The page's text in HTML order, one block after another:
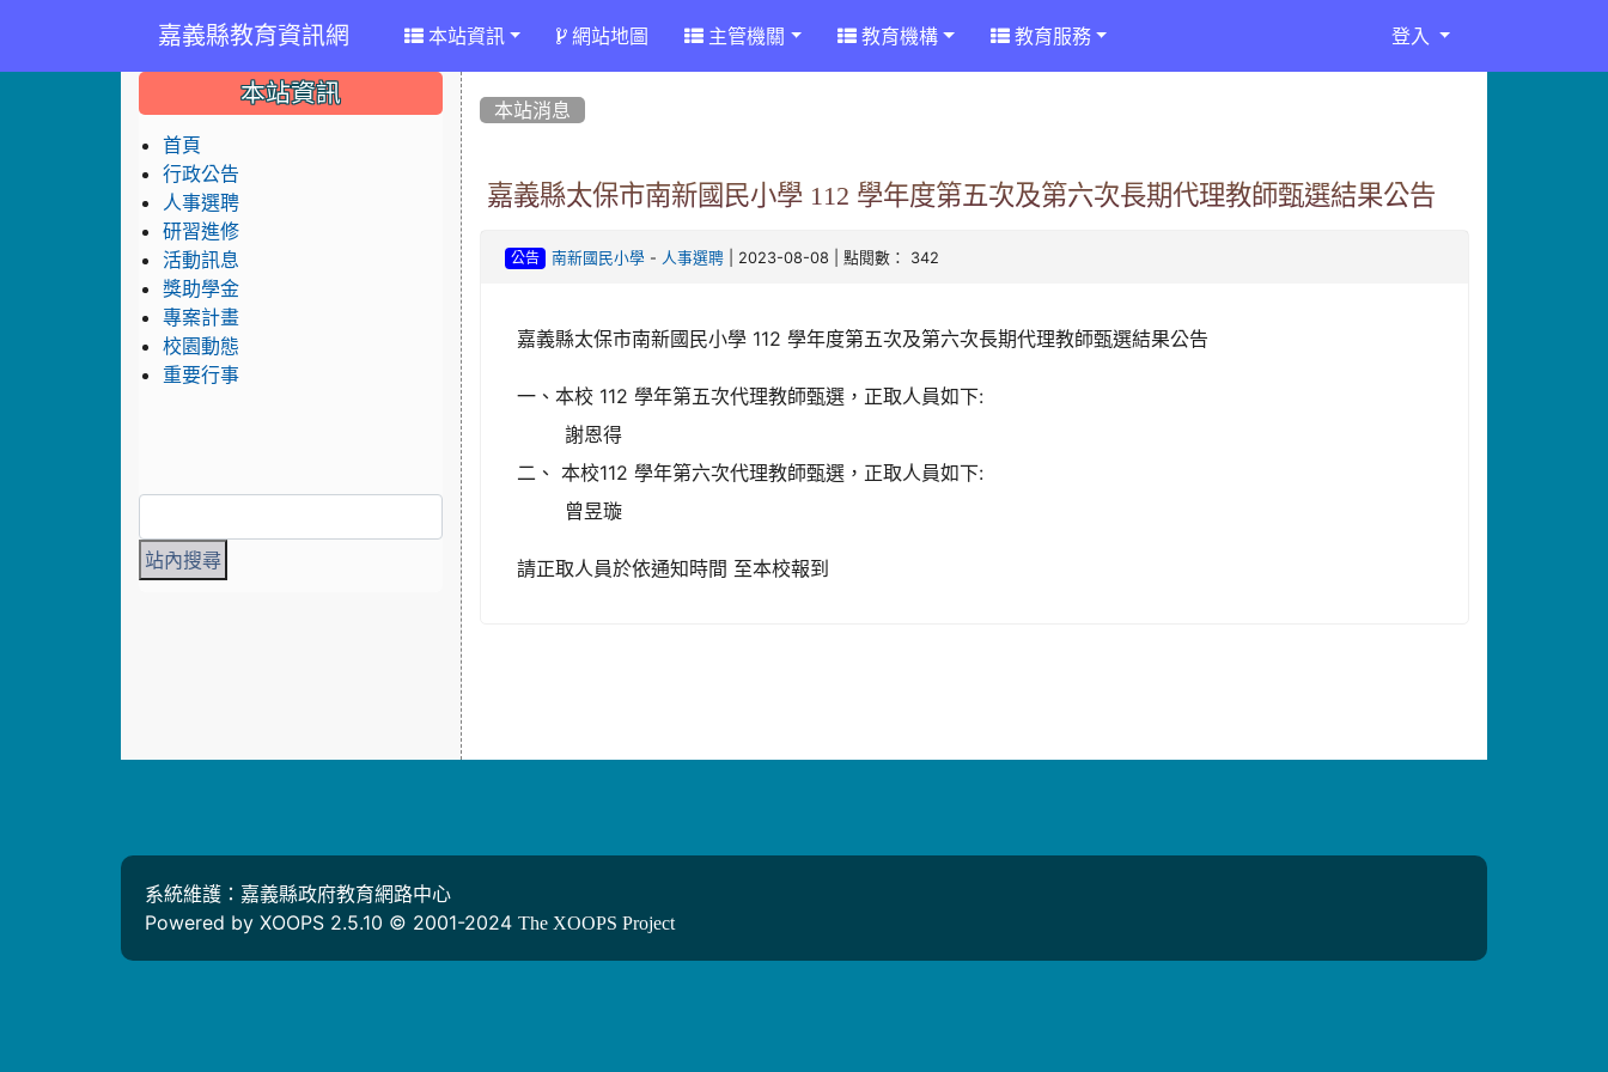
嘉義縣教育資訊網 本站資訊 網站地圖 主管機關 教育機構 教育服務 登入
本站消息
嘉義縣太保市南新國民小學 112 學年度第五次及第六次長期代理教師甄選結果公告
公告 南新國民小學 - 人事選聘 | 2023-08-08 | 點閱數： 342
嘉義縣太保市南新國民小學 112 學年度第五次及第六次長期代理教師甄選結果公告
一、本校 112 學年第五次代理教師甄選，正取人員如下:
謝恩得
二、 本校112 學年第六次代理教師甄選，正取人員如下:
曾昱璇
請正取人員於依通知時間 至本校報到
::: 本站資訊
首頁
行政公告
人事選聘
研習進修
活動訊息
獎助學金
專案計畫
校園動態
重要行事
系統維護：嘉義縣政府教育網路中心
Powered by XOOPS 2.5.10 © 2001-2024 The XOOPS Project